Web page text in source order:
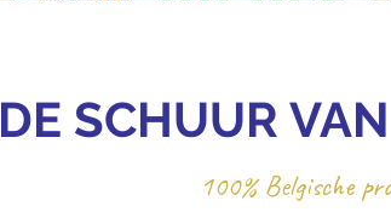
DE SCHUUR
100% Belgische